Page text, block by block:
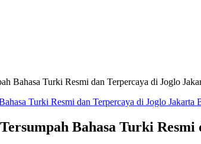
Bahasa Turki Resmi dan Terpercaya di Joglo
Bahasa Turki